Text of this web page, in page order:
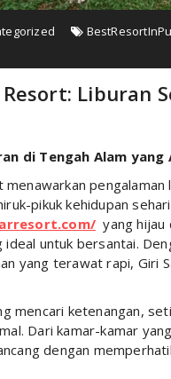
Liburan
di Tengah Alam yang
pikuk kehidupan
yang hijau
ideal untuk bersantai.
yang terawat rapi, Giri
mencari ketenangan,
Dari kamar-kamar
dengan